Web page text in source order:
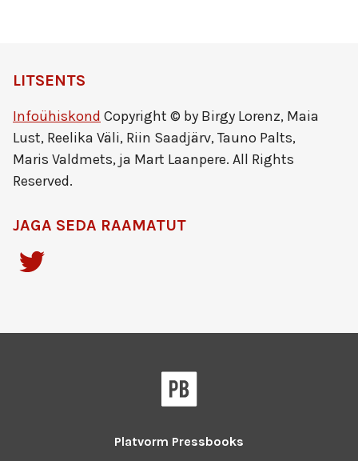
LITSENTS
Infoühiskond Copyright © by Birgy Lorenz, Maia
Lust, Reelika Väli, Riin Saadjärv, Tauno Palts,
Maris Valdmets, ja Mart Laanpere. All Rights
Reserved.
JAGA SEDA RAAMATUT
Platvorm Pressbooks